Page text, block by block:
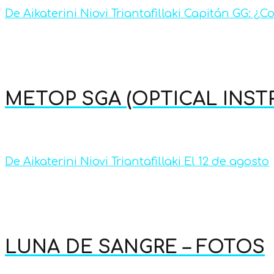
De Aikaterini Niovi Triantafillaki Capitán GG:
METOP SGA (OPTICAL
De Aikaterini Niovi Triantafillaki El 12 de agosto
LUNA DE SANGRE – FOTOS